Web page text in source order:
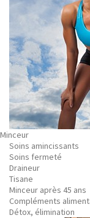
Minceur
Soins amincissants
Soins fermeté
Draineur
Tisane
Minceur après 45 ans
Compléments
Détox, élimination